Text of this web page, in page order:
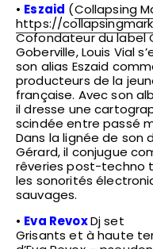
• Eszaid (Collapsing
https://
Cofondateur du label
Goberville, Louis Vial
son alias Eszaid
producteurs de la
française. Avec son
il dresse une
scindée entre passé
Dans la lignée de son
Gérard, il conjugue
rêveries post-techno
les sonorités
sauvages.
• Eva RevoxDj set
Grisants et à haute